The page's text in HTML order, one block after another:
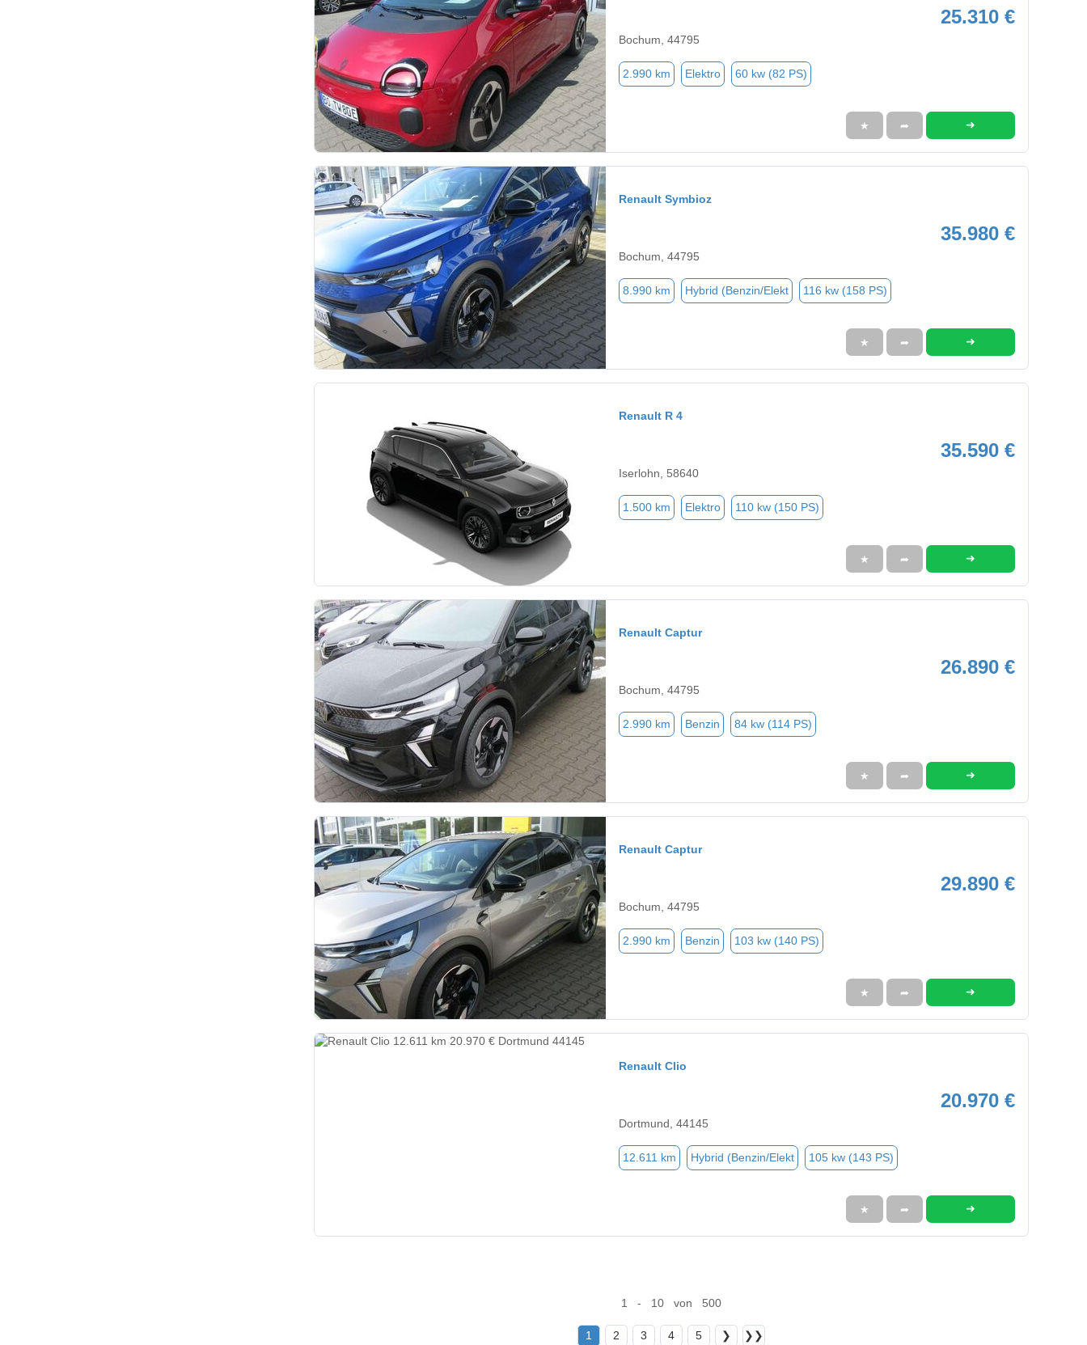
25.310 €
Bochum, 44795
2.990 km Elektro 60 kw (82 PS)
★ ➦ ➜
Renault Symbioz
35.980 €
Bochum, 44795
8.990 km Hybrid (Benzin/Elekt 116 kw (158 PS)
★ ➦ ➜
Renault R 4
35.590 €
Iserlohn, 58640
1.500 km Elektro 110 kw (150 PS)
★ ➦ ➜
Renault Captur
26.890 €
Bochum, 44795
2.990 km Benzin 84 kw (114 PS)
★ ➦ ➜
Renault Captur
29.890 €
Bochum, 44795
2.990 km Benzin 103 kw (140 PS)
★ ➦ ➜
Renault Clio
20.970 €
Dortmund, 44145
12.611 km Hybrid (Benzin/Elekt 105 kw (143 PS)
★ ➦ ➜
1 - 10 von 500
1 2 3 4 5 ❯ ❯❯